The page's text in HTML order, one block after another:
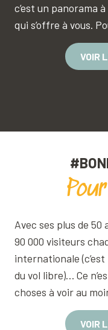
c’est un panorama
qui s’offre à vous.
VOIR
Avec ses plus de 50
90 000 visiteurs
internationale
du vol libre)… Ce
choses à voir au
VOIR